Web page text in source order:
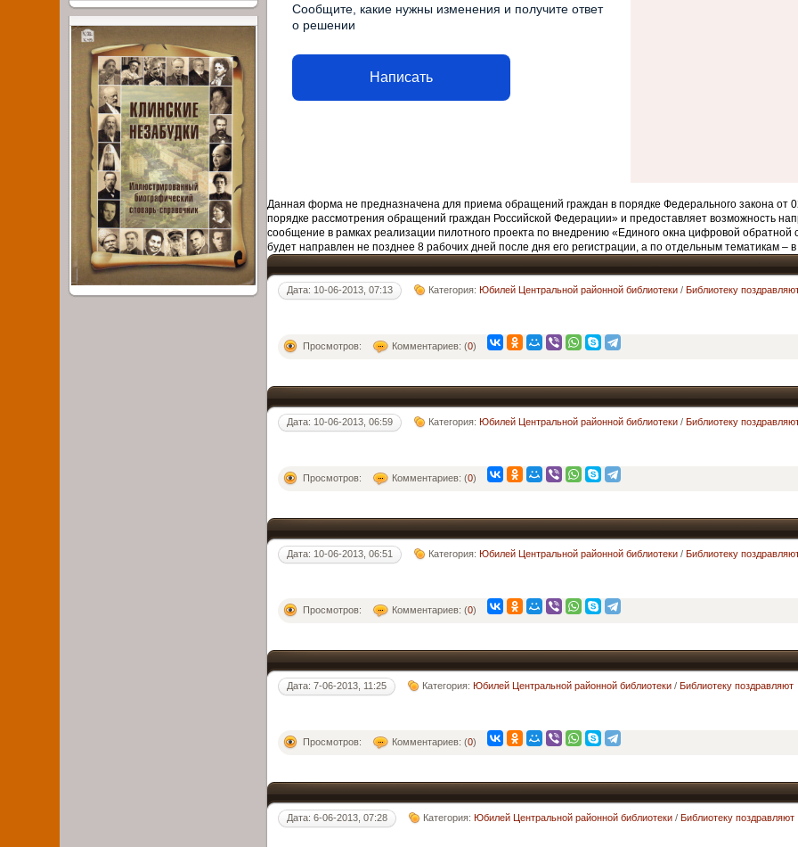
Сообщите, какие нужны изменения и получите ответ
о решении
Написать
Данная форма не предназначена для приема обращений граждан в порядке Федерального закона
порядке рассмотрения обращений граждан Российской Федерации» и предоставляет возможность
сообщение в рамках реализации пилотного проекта по внедрению «Единого окна цифровой обратной
будет направлен не позднее 8 рабочих дней после дня его регистрации, а по отдельным тематикам –
Дата: 10-06-2013, 07:13 Категория:Юбилей Центральной районной библиотеки /Библиотеку
Просмотров: Комментариев: (0)
Дата: 10-06-2013, 06:59 Категория:Юбилей Центральной районной библиотеки /Библиотеку
Просмотров: Комментариев: (0)
Дата: 10-06-2013, 06:51 Категория:Юбилей Центральной районной библиотеки /Библиотеку
Просмотров: Комментариев: (0)
Дата: 7-06-2013, 11:25 Категория:Юбилей Центральной районной библиотеки /Библиотеку поздравляют
Просмотров: Комментариев: (0)
Дата: 6-06-2013, 07:28 Категория:Юбилей Центральной районной библиотеки /Библиотеку поздравляют